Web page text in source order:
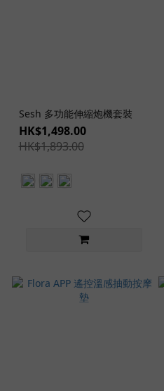
Sesh 多功能伸縮炮機套裝
HK$1,498.00
HK$1,893.00